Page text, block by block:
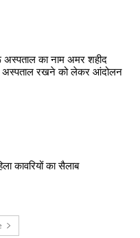
अस्पताल का नाम अमर शहीद
अस्पताल रखने को लेकर आंदोलन
कावरियों का सैलाब